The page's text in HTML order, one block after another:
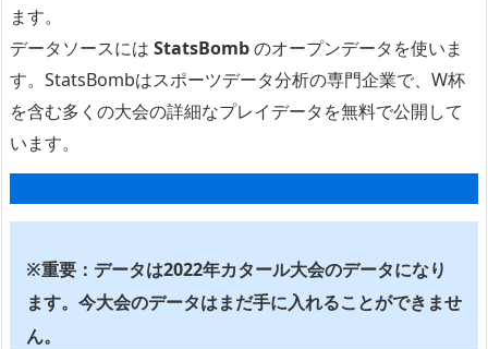
ます。
データソースには StatsBombのオープンデータを使いま
す。StatsBombはスポーツデータ分析の専門企業で、W杯
を含む多くの大会の詳細なプレイデータを無料で公開して
います。
※重要：データは2022年カタール大会のデータになり
ます。今大会のデータはまだ手に入れることができませ
ん。